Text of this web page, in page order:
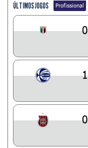
ÚLTIMOS JOGOS Profissional
0
1
0